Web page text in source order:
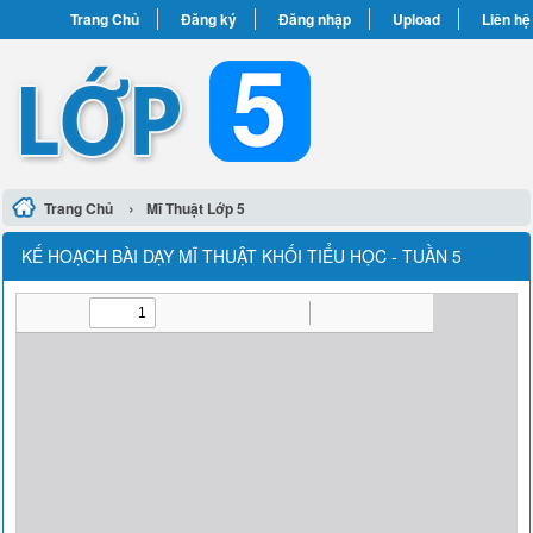
Trang Chủ Đăng ký Đăng nhập Upload Liên hệ
Trang Chủ › Mĩ Thuật Lớp 5
KẾ HOẠCH BÀI DẠY MĨ THUẬT KHỐI TIỂU HỌC - TUẦN 5